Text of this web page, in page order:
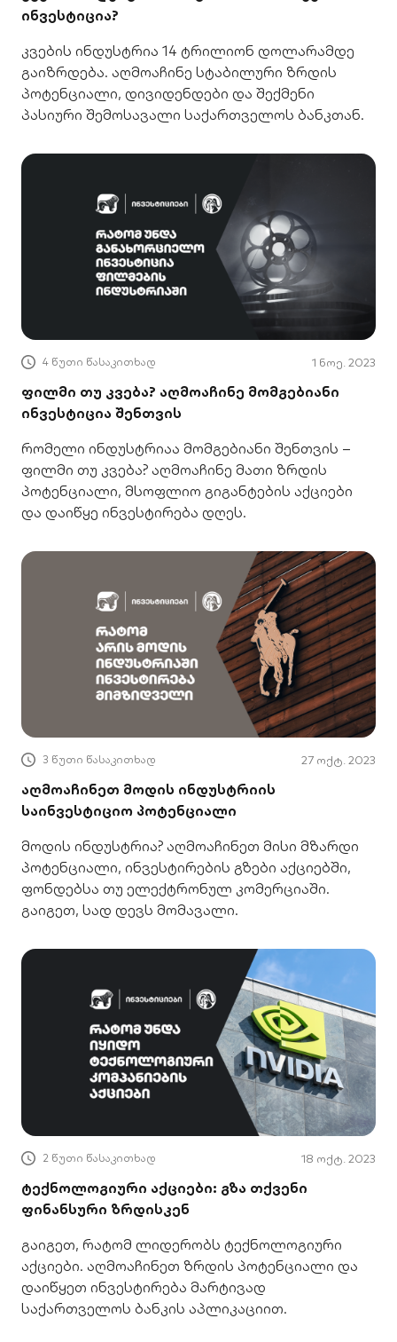
ინვესტიცია?
კვების ინდუსტრია 14 ტრილიონ დოლარამდე
გაიზრდება. აღმოაჩინე სტაბილური ზრდის
პოტენციალი, დივიდენდები და შექმენი
პასიური შემოსავალი საქართველოს ბანკთან.
4 წუთი წასაკითხად 1 ნოე. 2023
ფილმი თუ კვება? აღმოაჩინე მომგებიანი
ინვესტიცია შენთვის
რომელი ინდუსტრიაა მომგებიანი შენთვის –
ფილმი თუ კვება? აღმოაჩინე მათი ზრდის
პოტენციალი, მსოფლიო გიგანტების აქციები
და დაიწყე ინვესტირება დღეს.
3 წუთი წასაკითხად 27 ოქტ. 2023
აღმოაჩინეთ მოდის ინდუსტრიის
საინვესტიციო პოტენციალი
მოდის ინდუსტრია? აღმოაჩინეთ მისი მზარდი
პოტენციალი, ინვესტირების გზები აქციებში,
ფონდებსა თუ ელექტრონულ კომერციაში.
გაიგეთ, სად დევს მომავალი.
2 წუთი წასაკითხად 18 ოქტ. 2023
ტექნოლოგიური აქციები: გზა თქვენი
ფინანსური ზრდისკენ
გაიგეთ, რატომ ლიდერობს ტექნოლოგიური
აქციები. აღმოაჩინეთ ზრდის პოტენციალი და
დაიწყეთ ინვესტირება მარტივად
საქართველოს ბანკის აპლიკაციით.